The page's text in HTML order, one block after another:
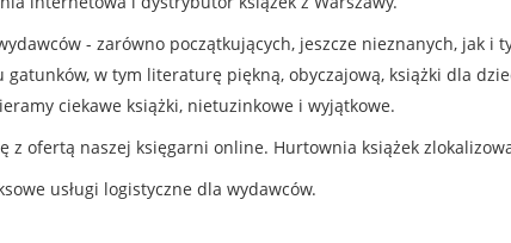
- zarówno początkujących, jeszcze nieznanych,
w tym literaturę piękną, obyczajową, książki dla
ciekawe książki, nietuzinkowe i wyjątkowe.
z ofertą naszej księgarni online. Hurtownia książek
usługi logistyczne dla wydawców.